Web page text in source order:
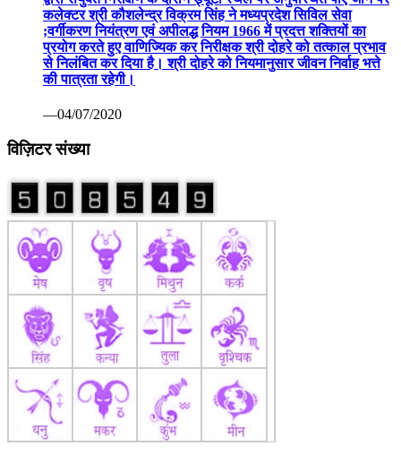
कलेक्टर श्री कौशलेन्द्र विक्रम सिंह ने मध्यप्रदेश सिविल सेवा
;वर्गीकरण नियंत्रण एवं अपीलद्ध नियम 1966 में प्रदत्त शक्तियों का
प्रयोग करते हुए वाणिज्यिक कर निरीक्षक श्री दोहरे को तत्काल प्रभाव
से निलंबित कर दिया है। श्री दोहरे को नियमानुसार जीवन निर्वाह भत्ते
की पात्रता रहेगी।
—04/07/2020
विज़िटर संख्या